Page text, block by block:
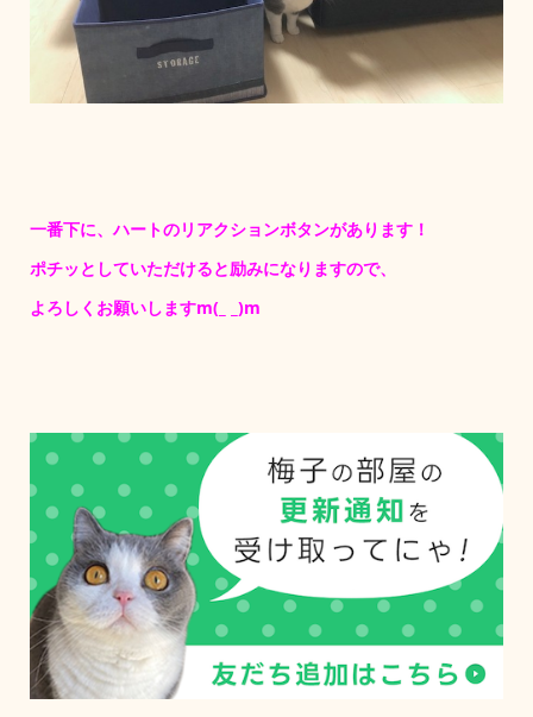
一番下に、ハートのリアクションボタンがあります！
ポチッとしていただけると励みになりますので、
よろしくお願いしますm(_ _)m